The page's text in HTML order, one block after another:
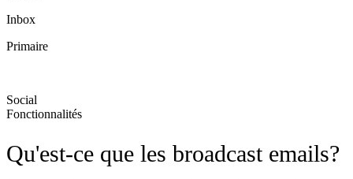
Inbox
Primaire
Social
Fonctionnalités
Qu'est-ce que les broadcast emails?